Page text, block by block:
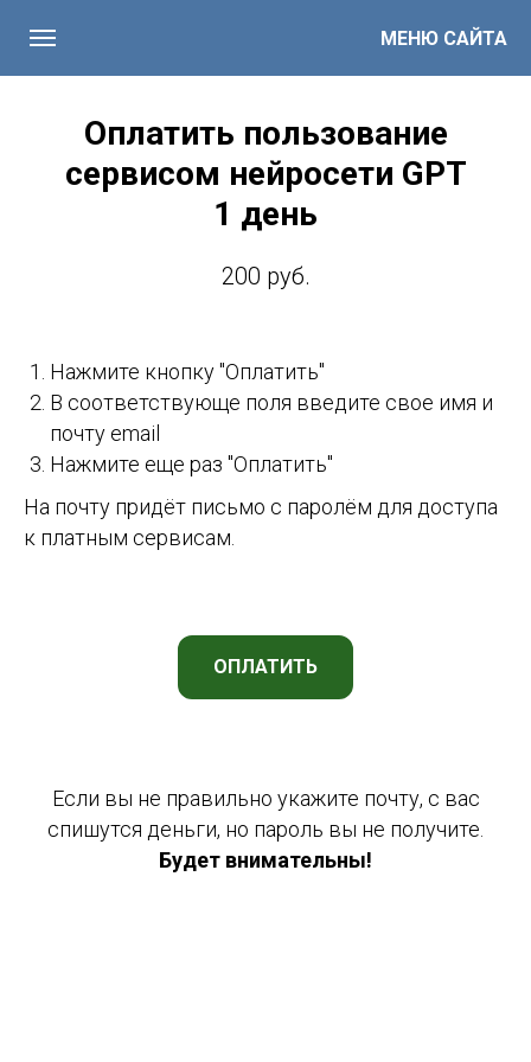
МЕНЮ САЙТА
Оплатить пользование
сервисом нейросети GPT
1 день
200 руб.
Нажмите кнопку "Оплатить"
В соответствующе поля введите свое имя и
почту email
Нажмите еще раз "Оплатить"
На почту придёт письмо с паролём для доступа
к платным сервисам.
ОПЛАТИТЬ
Если вы не правильно укажите почту, с вас
спишутся деньги, но пароль вы не получите.
Будет внимательны!